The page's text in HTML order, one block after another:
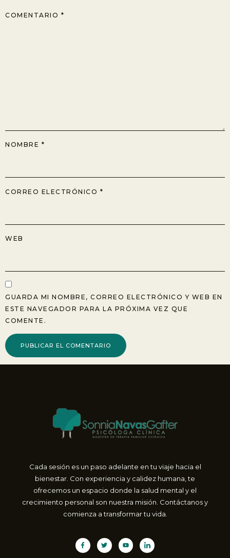
COMENTARIO *
NOMBRE *
CORREO ELECTRÓNICO *
WEB
GUARDA MI NOMBRE, CORREO ELECTRÓNICO Y WEB EN
ESTE NAVEGADOR PARA LA PRÓXIMA VEZ QUE
COMENTE.
Cada sesión es un paso adelante en tu viaje hacia el
bienestar. Con experiencia y calidez humana, te
ofrecemos un espacio donde la salud mental y el
crecimiento personal son nuestra misión. Contáctanos y
comienza a transformar tu vida.